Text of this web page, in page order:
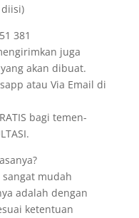
381
juga
akan dibuat.
atau Via Email di
bagi temen-
sangat mudah
adalah dengan
ketentuan